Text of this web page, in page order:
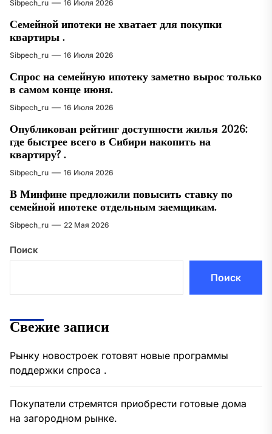
Sibpech_ru 16 Июля 2026
Семейной ипотеки не хватает для покупки
квартиры .
Sibpech_ru 16 Июля 2026
Спрос на семейную ипотеку заметно вырос только
в самом конце июня.
Sibpech_ru 16 Июля 2026
Опубликован рейтинг доступности жилья 2026:
где быстрее всего в Сибири накопить на
квартиру? .
Sibpech_ru 16 Июля 2026
В Минфине предложили повысить ставку по
семейной ипотеке отдельным заемщикам.
Sibpech_ru 22 Мая 2026
Поиск
Поиск
Свежие записи
Рынку новостроек готовят новые программы
поддержки спроса .
Покупатели стремятся приобрести готовые дома
на загородном рынке.